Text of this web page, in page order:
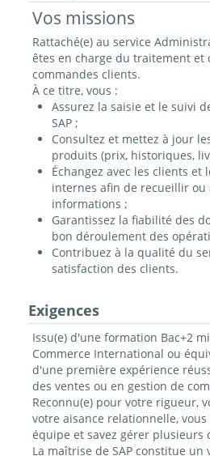
Vos missions
Rattaché(e) au service
êtes en charge du traitement et
commandes clients.
À ce titre, vous :
Assurez la saisie et le suivi
SAP ;
Consultez et mettez à jour
produits (prix, historiques,
Échangez avec les clients et
internes afin de recueillir ou
informations ;
Garantissez la fiabilité des
bon déroulement des
Contribuez à la qualité du
satisfaction des clients.
Exigences
Issu(e) d'une formation Bac+2
Commerce International ou
d'une première expérience
des ventes ou en gestion de
Reconnu(e) pour votre rigueur,
votre aisance relationnelle,
équipe et savez gérer plusieurs
La maîtrise de SAP constitue un